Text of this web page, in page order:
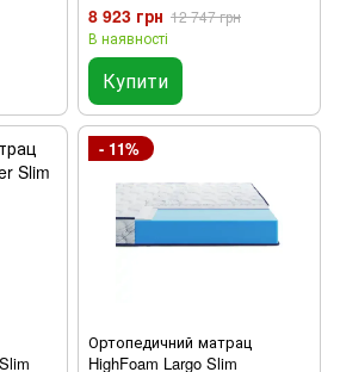
8 923 грн 12 747 грн
В наявності
Купити
- 11%
Ортопедичний матрац
HighFoam Largo Slim